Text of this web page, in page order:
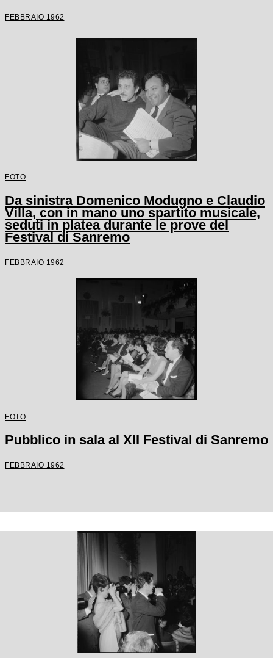
FEBBRAIO 1962
FOTO
Da sinistra Domenico Modugno e Claudio
Villa, con in mano uno spartito musicale,
seduti in platea durante le prove del
Festival di Sanremo
FEBBRAIO 1962
FOTO
Pubblico in sala al XII Festival di Sanremo
FEBBRAIO 1962